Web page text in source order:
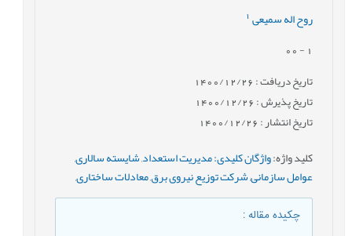
روح اله سمیعی
- 00
تاریخ دریافت : 1400/12/26
تاریخ پذیرش : 1400/12/26
تاریخ انتشار : 1400/12/26
کلید واژه:واژگان کلیدی: مدیریت استعداد,شایسته سالاری,
عوامل سازمانی,شرکت توزیع نیروی برق,معادلات ساختاری,
چکیده مقاله: